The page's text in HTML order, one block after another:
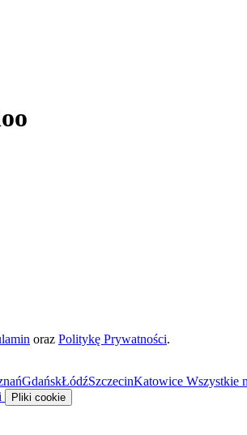
oraz Politykę Prywatności.
GdańskŁódźSzczecinKatowice Wszystkie
Pliki cookie